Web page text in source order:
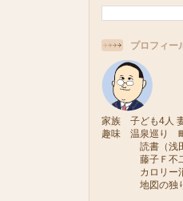
プロフィー
家族 子ども4人
趣味 温泉巡り
読書（浅田
藤子Ｆ不二
カロリー消
地図の独り